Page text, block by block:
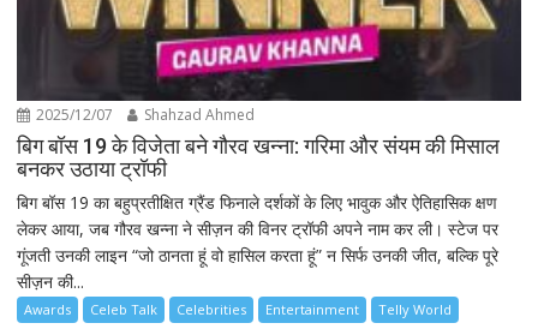
2025/12/07 Shahzad Ahmed
बिग बॉस 19 के विजेता बने गौरव खन्ना: गरिमा और संयम की मिसाल
बनकर उठाया ट्रॉफी
बिग बॉस 19 का बहुप्रतीक्षित ग्रैंड फिनाले दर्शकों के लिए भावुक और ऐतिहासिक क्षण
लेकर आया, जब गौरव खन्ना ने सीज़न की विनर ट्रॉफी अपने नाम कर ली। स्टेज पर
गूंजती उनकी लाइन “जो ठानता हूं वो हासिल करता हूं” न सिर्फ उनकी जीत, बल्कि पूरे
सीज़न की...
Awards Celeb Talk Celebrities Entertainment Telly World